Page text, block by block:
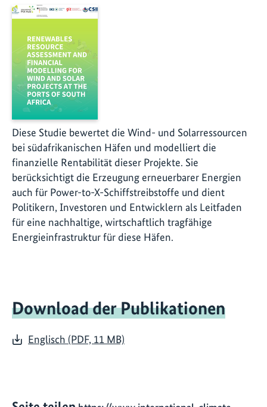
Diese Studie bewertet die Wind- und Solarressourcen
bei südafrikanischen Häfen und modelliert die
finanzielle Rentabilität dieser Projekte. Sie
berücksichtigt die Erzeugung erneuerbarer Energien
auch für Power-to-X-Schiffstreibstoffe und dient
Politikern, Investoren und Entwicklern als Leitfaden
für eine nachhaltige, wirtschaftlich tragfähige
Energieinfrastruktur für diese Häfen.
Download der Publikationen
Englisch (PDF, 11 MB)